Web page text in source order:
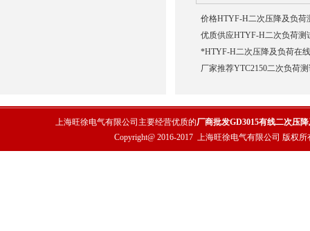
价格HTYF-H二次压降及负荷
优质供应HTYF-H二次负荷测
*HTYF-H二次压降及负荷在
厂家推荐YTC2150二次负荷
上海旺徐电气有限公司主要经营优质的厂商批发GD3015有线二次压
Copyright@ 2016-2017 上海旺徐电气有限公司 版权